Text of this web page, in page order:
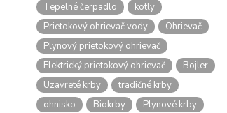
Tepelné čerpadlo
kotly
Prietokový ohrievač vody
Ohrievač
Plynový prietokový ohrievač
Elektrický prietokový ohrievač
Bojler
Uzavreté krby
tradičné krby
ohnisko
Biokrby
Plynové krby